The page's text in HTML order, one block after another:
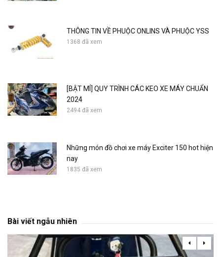
THÔNG TIN VỀ PHUỘC ONLINS VÀ PHUỘC YSS
1368 đã xem
[BẬT MÍ] QUY TRÌNH CÁC KEO XE MÁY CHUẨN
2024
2494 đã xem
Những món đồ chơi xe máy Exciter 150 hot hiện
nay
1835 đã xem
Bài viết ngẫu nhiên